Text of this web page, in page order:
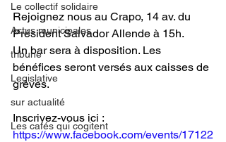
Le collectif solidaire
Actus municipales
tribune
Legislative
sur actualité
Les cafés qui cogitent
Rejoignez nous au Crapo, 14 av. du
Président Salvador Allende à 15h.
Un bar sera à disposition. Les
bénéfices seront versés aux caisses de
grèves.
Inscrivez-vous ici :
https://www.facebook.com/events/17122